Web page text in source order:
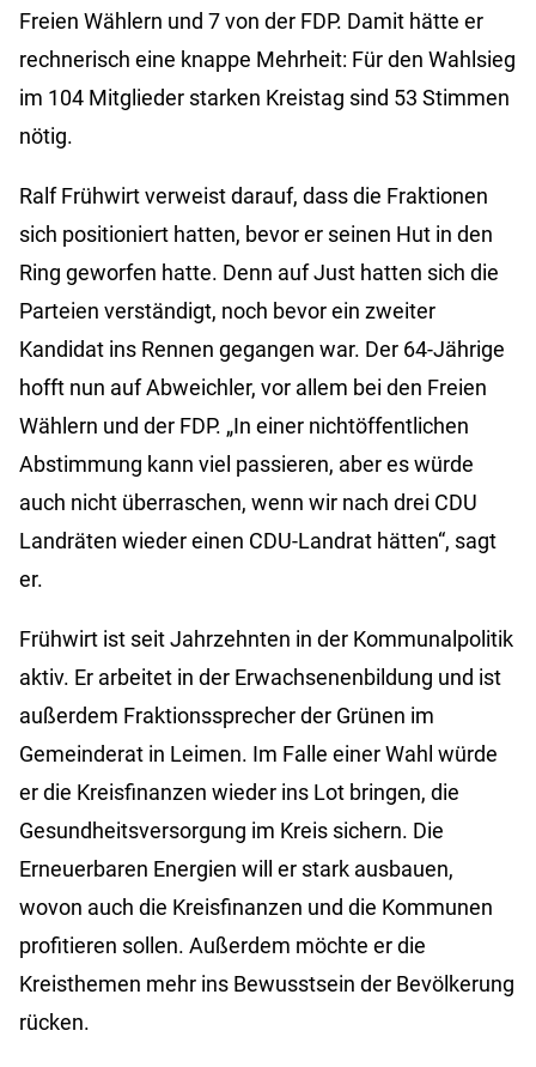
Freien Wählern und 7 von der FDP. Damit hätte er
rechnerisch eine knappe Mehrheit: Für den Wahlsieg
im 104 Mitglieder starken Kreistag sind 53 Stimmen
nötig.
Ralf Frühwirt verweist darauf, dass die Fraktionen
sich positioniert hatten, bevor er seinen Hut in den
Ring geworfen hatte. Denn auf Just hatten sich die
Parteien verständigt, noch bevor ein zweiter
Kandidat ins Rennen gegangen war. Der 64-Jährige
hofft nun auf Abweichler, vor allem bei den Freien
Wählern und der FDP. „In einer nichtöffentlichen
Abstimmung kann viel passieren, aber es würde
auch nicht überraschen, wenn wir nach drei CDU
Landräten wieder einen CDU-Landrat hätten“, sagt
er.
Frühwirt ist seit Jahrzehnten in der Kommunalpolitik
aktiv. Er arbeitet in der Erwachsenenbildung und ist
außerdem Fraktionssprecher der Grünen im
Gemeinderat in Leimen. Im Falle einer Wahl würde
er die Kreisfinanzen wieder ins Lot bringen, die
Gesundheitsversorgung im Kreis sichern. Die
Erneuerbaren Energien will er stark ausbauen,
wovon auch die Kreisfinanzen und die Kommunen
profitieren sollen. Außerdem möchte er die
Kreisthemen mehr ins Bewusstsein der Bevölkerung
rücken.